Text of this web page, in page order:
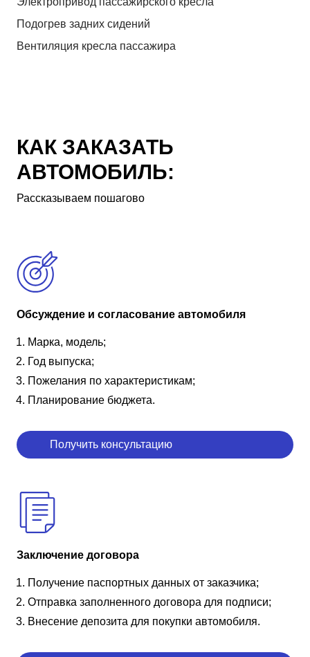
Подогрев задних сидений
Вентиляция кресла пассажира
КАК ЗАКАЗАТЬ
АВТОМОБИЛЬ:
Рассказываем пошагово
Обсуждение и согласование автомобиля
Марка, модель;
Год выпуска;
Пожелания по характеристикам;
Планирование бюджета.
Получить консультацию
Заключение договора
Получение паспортных данных от заказчика;
Отправка заполненного договора для подписи;
Внесение депозита для покупки автомобиля.